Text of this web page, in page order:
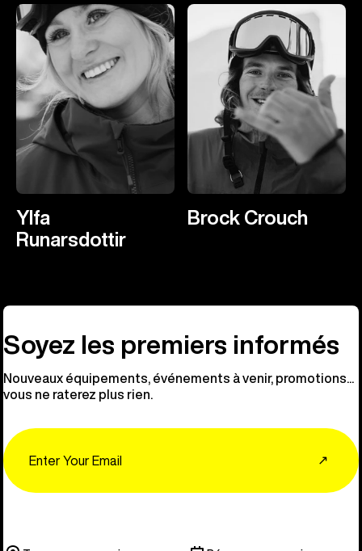
Ylfa
Runarsdottir
Brock Crouch
Soyez les premiers informés
Nouveaux équipements, événements à venir, promotions...
vous ne raterez plus rien.
↗